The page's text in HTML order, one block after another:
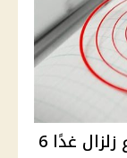
البحوث الفلكية تحسم مزاعم وقوع زلزال غدًا 6